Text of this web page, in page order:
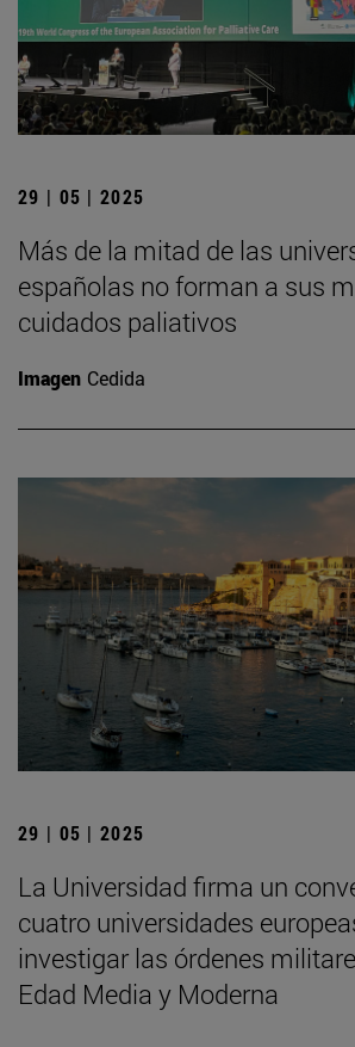
29 | 05 | 2025
Más de la mitad de las
españolas no forman a sus
cuidados paliativos
Imagen Cedida
29 | 05 | 2025
La Universidad firma un
cuatro universidades
investigar las órdenes
Edad Media y Moderna